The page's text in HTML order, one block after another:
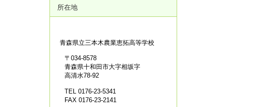
所在地
青森県立三本木農業恵拓高等学校
〒034-8578
青森県十和田市大字相坂字
高清水78-92
TEL 0176-23-5341
FAX 0176-23-2141